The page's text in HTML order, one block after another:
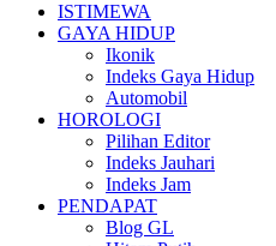
ISTIMEWA
GAYA HIDUP
Ikonik
Indeks Gaya Hidup
Automobil
HOROLOGI
Pilihan Editor
Indeks Jauhari
Indeks Jam
PENDAPAT
Blog GL